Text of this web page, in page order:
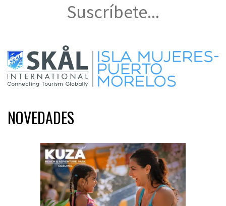
Suscríbete...
NOVEDADES